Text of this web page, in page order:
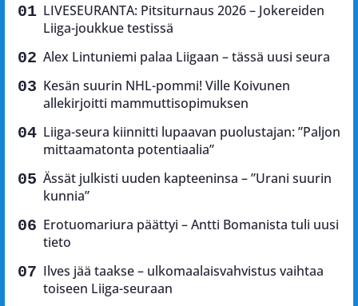
LIVESEURANTA: Pitsiturnaus 2026 – Jokereiden
Liiga-joukkue testissä
Alex Lintuniemi palaa Liigaan – tässä uusi seura
Kesän suurin NHL-pommi! Ville Koivunen
allekirjoitti mammuttisopimuksen
Liiga-seura kiinnitti lupaavan puolustajan: ”Paljon
mittaamatonta potentiaalia”
Ässät julkisti uuden kapteeninsa – ”Urani suurin
kunnia”
Erotuomariura päättyi – Antti Bomanista tuli uusi
tieto
Ilves jää taakse – ulkomaalaisvahvistus vaihtaa
toiseen Liiga-seuraan